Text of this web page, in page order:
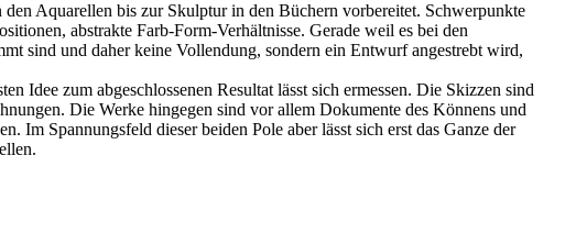
Aquarellen bis zur Skulptur in den Büchern vorbereitet. Schwerpunkte
abstrakte Farb-Form-Verhältnisse. Gerade weil es bei den
sind und daher keine Vollendung, sondern ein Entwurf angestrebt wird,
Idee zum abgeschlossenen Resultat lässt sich ermessen. Die Skizzen sind
Die Werke hingegen sind vor allem Dokumente des Könnens und
Im Spannungsfeld dieser beiden Pole aber lässt sich erst das Ganze der